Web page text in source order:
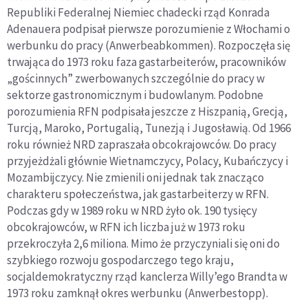
Republiki Federalnej Niemiec chadecki rząd Konrada
Adenauera podpisał pierwsze porozumienie z Włochami o
werbunku do pracy (Anwerbeabkommen). Rozpoczęła się
trwająca do 1973 roku faza gastarbeiterów, pracowników
„gościnnych” zwerbowanych szczególnie do pracy w
sektorze gastronomicznym i budowlanym. Podobne
porozumienia RFN podpisała jeszcze z Hiszpanią, Grecją,
Turcją, Maroko, Portugalią, Tunezją i Jugosławią. Od 1966
roku również NRD zapraszała obcokrajowców. Do pracy
przyjeżdżali głównie Wietnamczycy, Polacy, Kubańczycy i
Mozambijczycy. Nie zmienili oni jednak tak znacząco
charakteru społeczeństwa, jak gastarbeiterzy w RFN.
Podczas gdy w 1989 roku w NRD żyło ok. 190 tysięcy
obcokrajowców, w RFN ich liczba już w 1973 roku
przekroczyła 2,6 miliona. Mimo że przyczyniali się oni do
szybkiego rozwoju gospodarczego tego kraju,
socjaldemokratyczny rząd kanclerza Willy’ego Brandta w
1973 roku zamknął okres werbunku (Anwerbestopp).